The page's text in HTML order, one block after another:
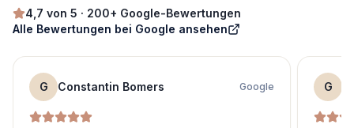
4,7 von 5 · 200+ Google-Bewertungen
Alle Bewertungen bei Google ansehen
G Constantin Bomers Google G